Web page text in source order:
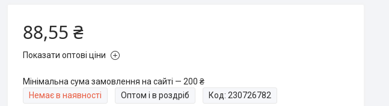
88,55 ₴
Показати оптові ціни
Мінімальна сума замовлення на сайті — 200 ₴
Немає в наявності
Оптом і в роздріб Код: 230726782